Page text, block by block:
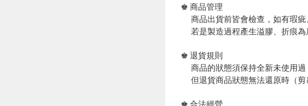
♚ 商品管理
商品出貨前皆會檢查，如有瑕疵
若是製造過程產生溢膠、折痕為
♚ 退貨規則
商品的狀態須保持全新未使用過
但退貨商品狀態無法還原時（剪